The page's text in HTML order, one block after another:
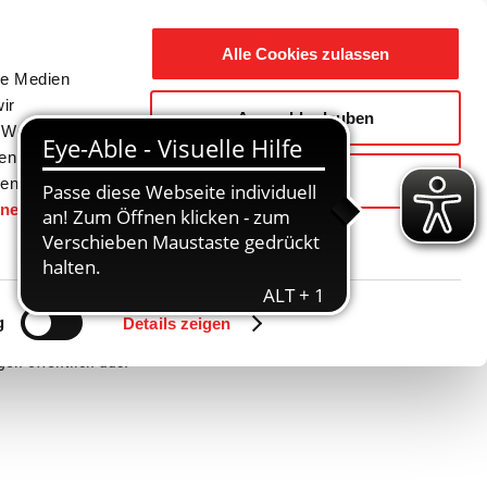
Medien
Daten
gesetzt.
Details zeigen
Alle Cookies zulassen
Auswahl erlauben
Ablehnen
Gemeinde / Geschichte
Zurück
öffentlich aus.